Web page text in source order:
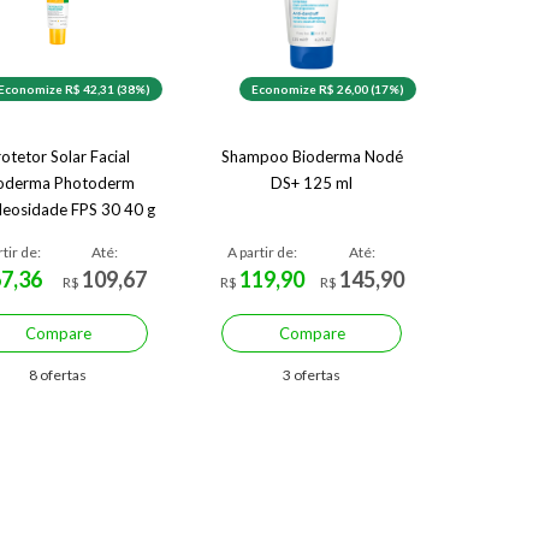
R$ 42,31 (38%)
Solar Facial
Photoderm
FPS 30 40 g
de:
Até:
R$ 109,67
Compare
8 ofertas
Economize R$ 26,00 (17%)
Shampoo Bioderma Nodé
DS+ 125 ml
A partir de:
R$ 119,90
Até:
R$ 145,90
Compare
3 ofertas